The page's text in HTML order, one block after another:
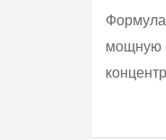
мощную